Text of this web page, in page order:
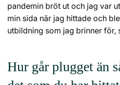
pandemin bröt ut och jag var
min sida när jag hittade och
utbildning som jag brinner för,
Hur går plugget än